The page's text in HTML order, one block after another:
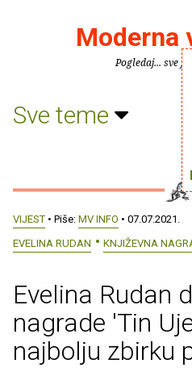
Moderna
Pogledaj... sve je
Sve teme
VIJEST • Piše: MV INFO • 07.07.2021.
EVELINA RUDAN
KNJIŽEVNA
Evelina Rudan
nagrade 'Tin
najbolju zbirku